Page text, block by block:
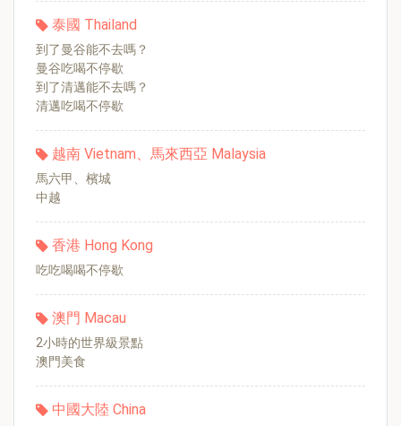
泰國 Thailand
到了曼谷能不去嗎？
曼谷吃喝不停歇
到了清邁能不去嗎？
清邁吃喝不停歇
越南 Vietnam、馬來西亞 Malaysia
馬六甲、檳城
中越
香港 Hong Kong
吃吃喝喝不停歇
澳門 Macau
2小時的世界級景點
澳門美食
中國大陸 China